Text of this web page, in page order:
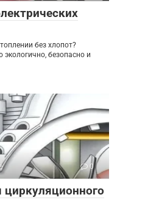
без хлопот?
экологично, безопасно и
0